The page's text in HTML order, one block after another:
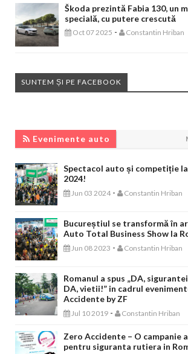
Škoda prezintă Fabia 130, un
specială, cu putere crescută
Oct 07 2025 - Constantin Hriban
SUNTEM ȘI PE FACEBOOK
Evenimente auto
Spectacol auto și competiție la
2024!
Jun 03 2024 - Constantin Hriban
Bucureștiul se transformă în
Auto Total Business Show la
Jun 08 2023 - Constantin Hriban
Romanul a spus „DA,
DA, vietii!” in cadrul
Accidente by ZF
Jul 10 2019 - Constantin Hriban
Zero Accidente – O campanie
pentru siguranta rutiera in